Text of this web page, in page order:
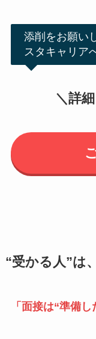
添削をお願い
スタキャリア
＼詳
“受かる人”は
「面接は“準備